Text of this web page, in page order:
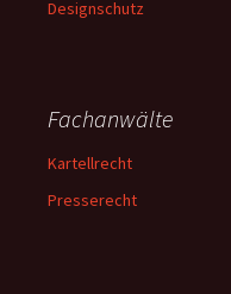
Designschutz
Fachanwälte
Kartellrecht
Presserecht